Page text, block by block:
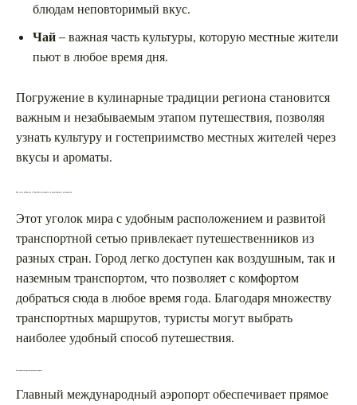
блюдам неповторимый вкус.
Чай– важная часть культуры, которую местные жители
пьют в любое время дня.
Погружение в кулинарные традиции региона становится
важным и незабываемым этапом путешествия, позволяя
узнать культуру и гостеприимство местных жителей через
вкусы и ароматы.
Как легко добраться в Душанбе: доступность и транспортные возможности
Этот уголок мира с удобным расположением и развитой
транспортной сетью привлекает путешественников из
разных стран. Город легко доступен как воздушным, так и
наземным транспортом, что позволяет с комфортом
добраться сюда в любое время года. Благодаря множеству
транспортных маршрутов, туристы могут выбрать
наиболее удобный способ путешествия.
Доступность через воздушные ворота
Главный международный аэропорт обеспечивает прямое